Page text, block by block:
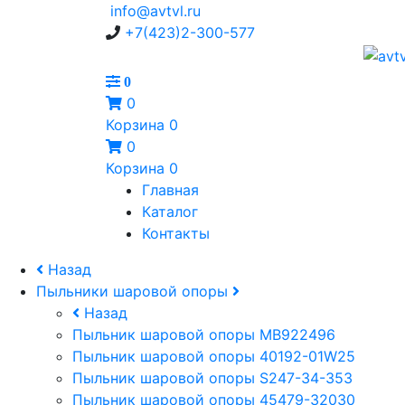
info@avtvl.ru
+7(423)2-300-577
0
0
Корзина 0
0
Корзина 0
Главная
Каталог
Контакты
Назад
Пыльники шаровой опоры
Назад
Пыльник шаровой опоры MB922496
Пыльник шаровой опоры 40192-01W25
Пыльник шаровой опоры S247-34-353
Пыльник шаровой опоры 45479-32030